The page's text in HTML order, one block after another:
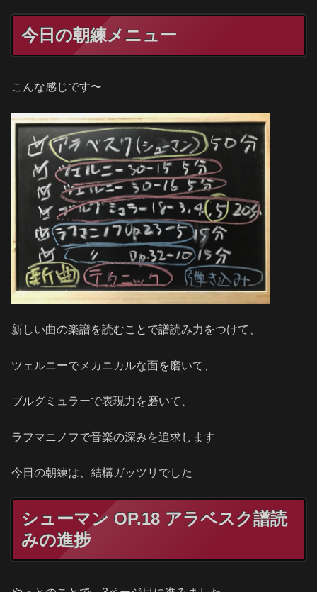
今日の朝練メニュー
こんな感じです〜
新しい曲の楽譜を読むことで譜読み力をつけて、
ツェルニーでメカニカルな面を磨いて、
ブルグミュラーで表現力を磨いて、
ラフマニノフで音楽の深みを追求します
今日の朝練は、結構ガッツリでした
シューマン OP.18 アラベスク譜読
みの進捗